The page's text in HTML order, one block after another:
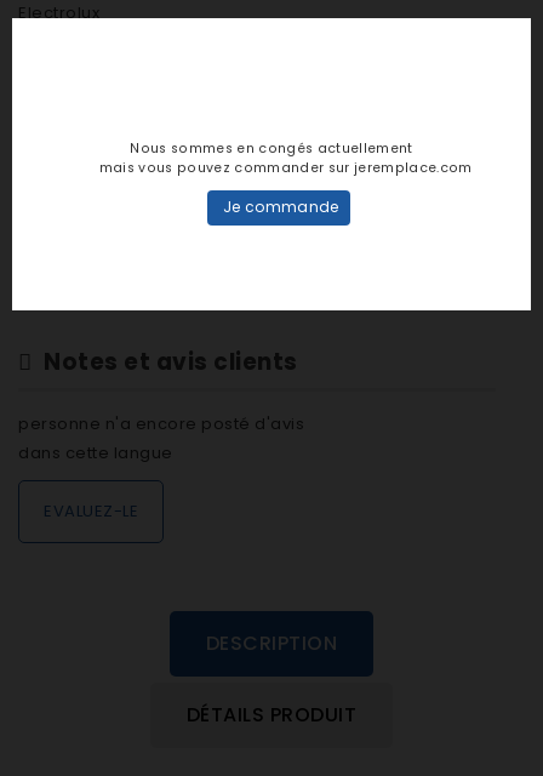
Electrolux
SUR COMMANDE (De 48h à 7 jours)
Notes et avis clients
personne n'a encore posté d'avis
dans cette langue
EVALUEZ-LE
DESCRIPTION
DÉTAILS PRODUIT
Nous sommes en congés actuellement
mais vous pouvez commander sur jeremplace.com
Je commande